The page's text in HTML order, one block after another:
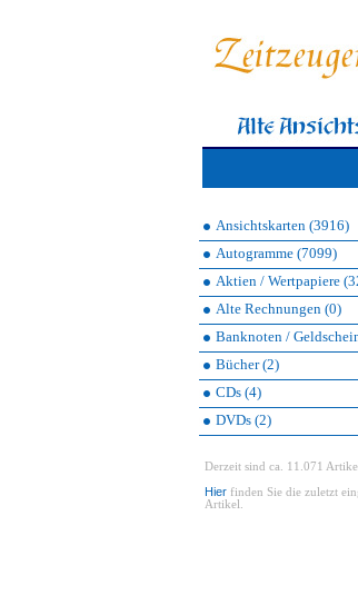
Ansichtskarten (3916)
Autogramme (7099)
Aktien / Wertpapiere
Alte Rechnungen (0)
Banknoten /
Bücher (2)
CDs (4)
DVDs (2)
Derzeit sind ca. 11.071
Hier finden Sie die zuletzt
Artikel.